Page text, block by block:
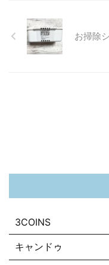
お掃除
3COINS
キャンドゥ